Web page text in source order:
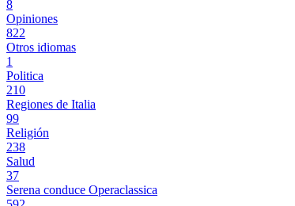
8
Opiniones
822
Otros idiomas
1
Politica
210
Regiones de Italia
99
Religión
238
Salud
37
Serena conduce Operaclassica